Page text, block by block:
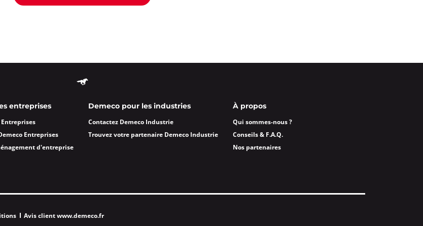
Appeler
entreprises
Entreprises
Entreprises
d'entreprise
Demeco pour les industries
Contactez Demeco Industrie
Trouvez votre partenaire Demeco Industrie
À propos
Qui sommes-nous ?
Conseils & F.A.Q.
Nos partenaires
Avis client www.demeco.fr